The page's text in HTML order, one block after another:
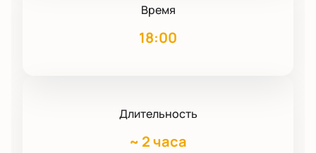
Время
18:00
Длительность
~ 2 часа